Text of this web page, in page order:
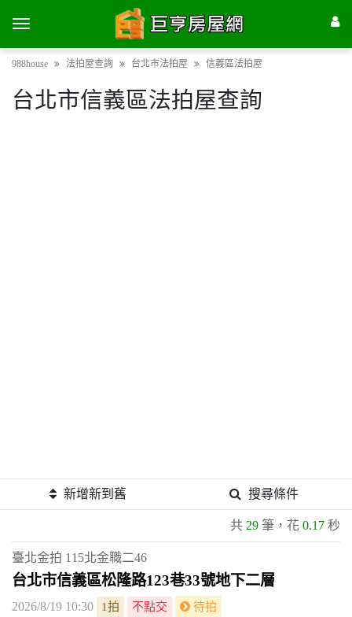
988house 法拍屋查詢 台北市法拍屋 信義區法拍屋
台北市信義區法拍屋查詢
新增新到舊 搜尋條件
共 29 筆，花 0.17 秒
臺北金拍 115北金職二46
台北市信義區松隆路123巷33號地下二層
2026/8/19 10:30 1拍 不點交 待拍